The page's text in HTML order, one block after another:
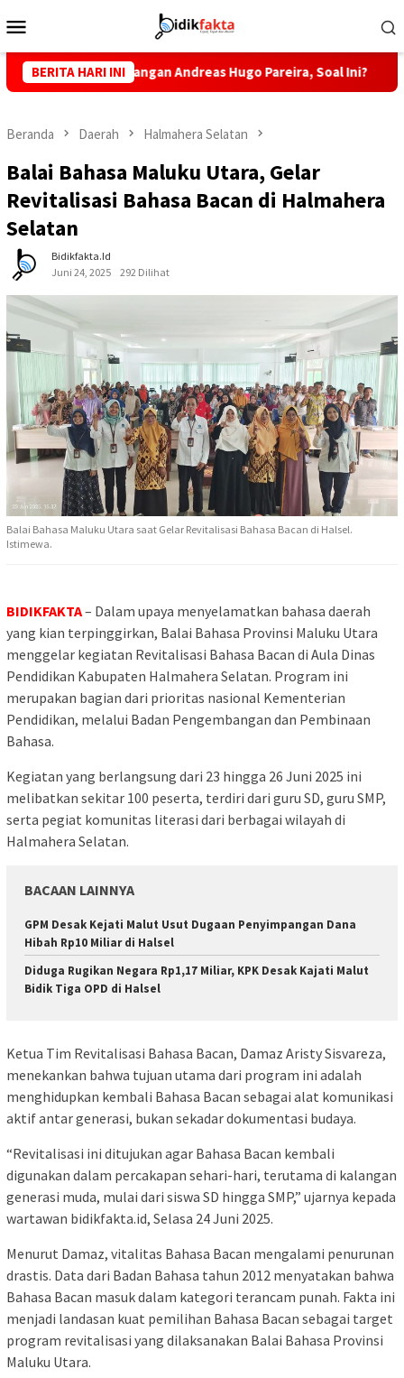
ke
Mobile
BERITA HARI INI
Pandangan Andreas Hugo Pareira, Soal Ini? Tekan
Beranda Daerah Halmahera Selatan
Balai Bahasa Maluku Utara, Gelar
Revitalisasi Bahasa Bacan di Halmahera
Selatan
Bidikfakta.id
Juni 24, 2025
292 Dilihat
Balai Bahasa Maluku Utara saat Gelar Revitalisasi Bahasa Bacan di Halsel.
Istimewa.
BIDIKFAKTA– Dalam upaya menyelamatkan bahasa daerah
yang kian terpinggirkan, Balai Bahasa Provinsi Maluku Utara
menggelar kegiatan Revitalisasi Bahasa Bacan di Aula Dinas
Pendidikan Kabupaten Halmahera Selatan. Program ini
merupakan bagian dari prioritas nasional Kementerian
Pendidikan, melalui Badan Pengembangan dan Pembinaan
Bahasa.
Kegiatan yang berlangsung dari 23 hingga 26 Juni 2025 ini
melibatkan sekitar 100 peserta, terdiri dari guru SD, guru SMP,
serta pegiat komunitas literasi dari berbagai wilayah di
Halmahera Selatan.
BACAAN LAINNYA
GPM Desak Kejati Malut Usut Dugaan Penyimpangan Dana
Hibah Rp10 Miliar di Halsel
Diduga Rugikan Negara Rp1,17 Miliar, KPK Desak Kajati Malut
Bidik Tiga OPD di Halsel
Ketua Tim Revitalisasi Bahasa Bacan, Damaz Aristy Sisvareza,
menekankan bahwa tujuan utama dari program ini adalah
menghidupkan kembali Bahasa Bacan sebagai alat komunikasi
aktif antar generasi, bukan sekadar dokumentasi budaya.
“Revitalisasi ini ditujukan agar Bahasa Bacan kembali
digunakan dalam percakapan sehari-hari, terutama di kalangan
generasi muda, mulai dari siswa SD hingga SMP,” ujarnya kepada
wartawan bidikfakta.id, Selasa 24 Juni 2025.
Menurut Damaz, vitalitas Bahasa Bacan mengalami penurunan
drastis. Data dari Badan Bahasa tahun 2012 menyatakan bahwa
Bahasa Bacan masuk dalam kategori terancam punah. Fakta ini
menjadi landasan kuat pemilihan Bahasa Bacan sebagai target
program revitalisasi yang dilaksanakan Balai Bahasa Provinsi
Maluku Utara.